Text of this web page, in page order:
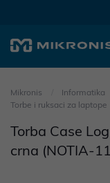
Mikronis Informatika
Torbe i ruksaci za laptope
Torba Case
crna (NOTIA-